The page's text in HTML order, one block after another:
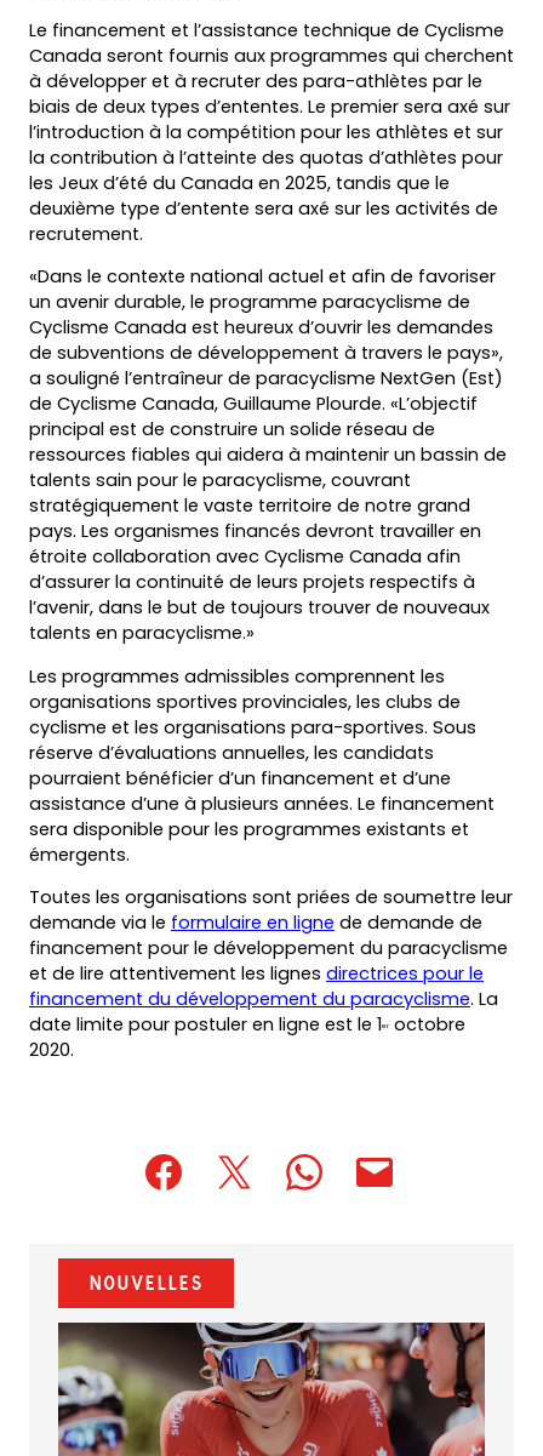
Le financement et l’assistance technique de Cyclisme
Canada seront fournis aux programmes qui cherchent
à développer et à recruter des para-athlètes par le
biais de deux types d’ententes. Le premier sera axé sur
l’introduction à la compétition pour les athlètes et sur
la contribution à l’atteinte des quotas d’athlètes pour
les Jeux d’été du Canada en 2025, tandis que le
deuxième type d’entente sera axé sur les activités de
recrutement.
«Dans le contexte national actuel et afin de favoriser
un avenir durable, le programme paracyclisme de
Cyclisme Canada est heureux d’ouvrir les demandes
de subventions de développement à travers le pays»,
a souligné l’entraîneur de paracyclisme NextGen (Est)
de Cyclisme Canada, Guillaume Plourde. «L’objectif
principal est de construire un solide réseau de
ressources fiables qui aidera à maintenir un bassin de
talents sain pour le paracyclisme, couvrant
stratégiquement le vaste territoire de notre grand
pays. Les organismes financés devront travailler en
étroite collaboration avec Cyclisme Canada afin
d’assurer la continuité de leurs projets respectifs à
l’avenir, dans le but de toujours trouver de nouveaux
talents en paracyclisme.»
Les programmes admissibles comprennent les
organisations sportives provinciales, les clubs de
cyclisme et les organisations para-sportives. Sous
réserve d’évaluations annuelles, les candidats
pourraient bénéficier d’un financement et d’une
assistance d’une à plusieurs années. Le financement
sera disponible pour les programmes existants et
émergents.
Toutes les organisations sont priées de soumettre leur
demande via le formulaire en ligne de demande de
financement pour le développement du paracyclisme
et de lire attentivement les lignes directrices pour le
financement du développement du paracyclisme(opens
. La
date limite pour postuler en ligne est le 1er octobre
2020.
(opens
new
tab)
(opens
new
tab)
(opens(opens
(opens
Nouvelles